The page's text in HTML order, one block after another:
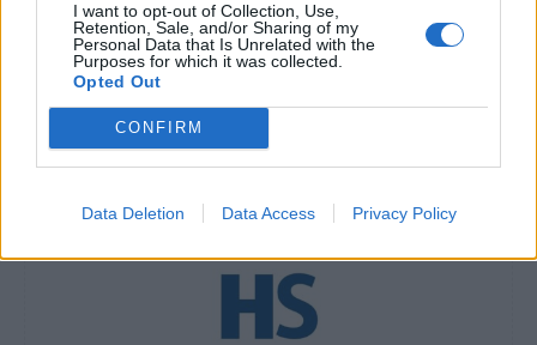
I want to opt-out of Collection, Use,
Retention, Sale, and/or Sharing of my
Personal Data that Is Unrelated with the
Purposes for which it was collected.
Opted Out
CONFIRM
Data Deletion Data Access Privacy Policy